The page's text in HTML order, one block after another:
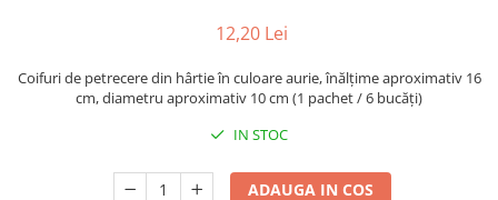
12,20 Lei
Coifuri de petrecere din hârtie în culoare aurie, înălțime aproximativ 16
cm, diametru aproximativ 10 cm (1 pachet / 6 bucăți)
IN STOC
ADAUGA IN COS